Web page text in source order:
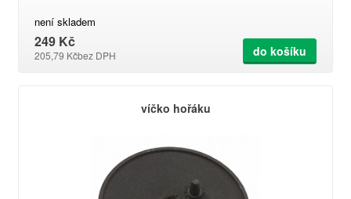
není skladem
249 Kč
205,79 Kčbez DPH do košíku
víčko hořáku